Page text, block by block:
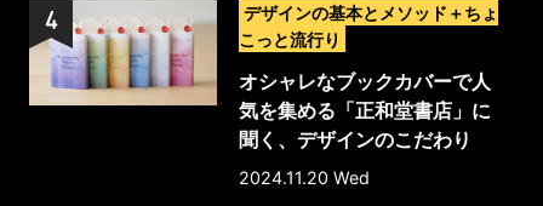
デザインの基本とメソッド＋ちょ
こっと流行り
オシャレなブックカバーで人
気を集める「正和堂書店」に
聞く、デザインのこだわり
2024.11.20 Wed